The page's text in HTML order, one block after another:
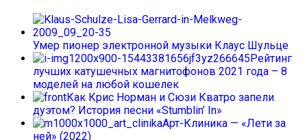
Умер пионер электронной музыки Клаус Шульце
Рейтинг
лучших катушечных магнитофонов 2021 года – 8
моделей на любой кошелек
Как Крис Норман и Сюзи Кватро запели
дуэтом? История песни «Stumblin’ In»
Арт-Клиника — «Лети за
ней» (2022)